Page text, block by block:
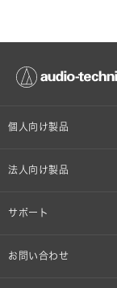
個人向け製品
オンラインストア限定
法人向け製品
設備音響機器
サポート
個人向け製品サポート
お問い合わせ